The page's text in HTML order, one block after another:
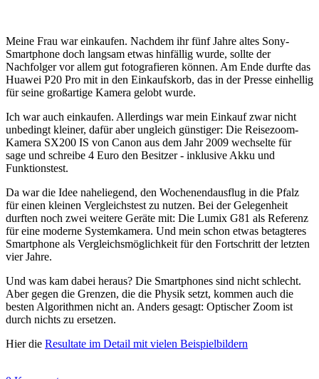
Meine Frau war einkaufen. Nachdem ihr fünf Jahre altes Sony-
Smartphone doch langsam etwas hinfällig wurde, sollte der
Nachfolger vor allem gut fotografieren können. Am Ende durfte das
Huawei P20 Pro mit in den Einkaufskorb, das in der Presse einhellig
für seine großartige Kamera gelobt wurde.
Ich war auch einkaufen. Allerdings war mein Einkauf zwar nicht
unbedingt kleiner, dafür aber ungleich günstiger: Die Reisezoom-
Kamera SX200 IS von Canon aus dem Jahr 2009 wechselte für
sage und schreibe 4 Euro den Besitzer - inklusive Akku und
Funktionstest.
Da war die Idee naheliegend, den Wochenendausflug in die Pfalz
für einen kleinen Vergleichstest zu nutzen. Bei der Gelegenheit
durften noch zwei weitere Geräte mit: Die Lumix G81 als Referenz
für eine moderne Systemkamera. Und mein schon etwas betagteres
Smartphone als Vergleichsmöglichkeit für den Fortschritt der letzten
vier Jahre.
Und was kam dabei heraus? Die Smartphones sind nicht schlecht.
Aber gegen die Grenzen, die die Physik setzt, kommen auch die
besten Algorithmen nicht an. Anders gesagt: Optischer Zoom ist
durch nichts zu ersetzen.
Hier die Resultate im Detail mit vielen Beispielbildern